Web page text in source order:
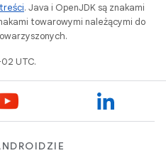
. Java i OpenJDK są znakami
towarowymi należącymi do
UTC.